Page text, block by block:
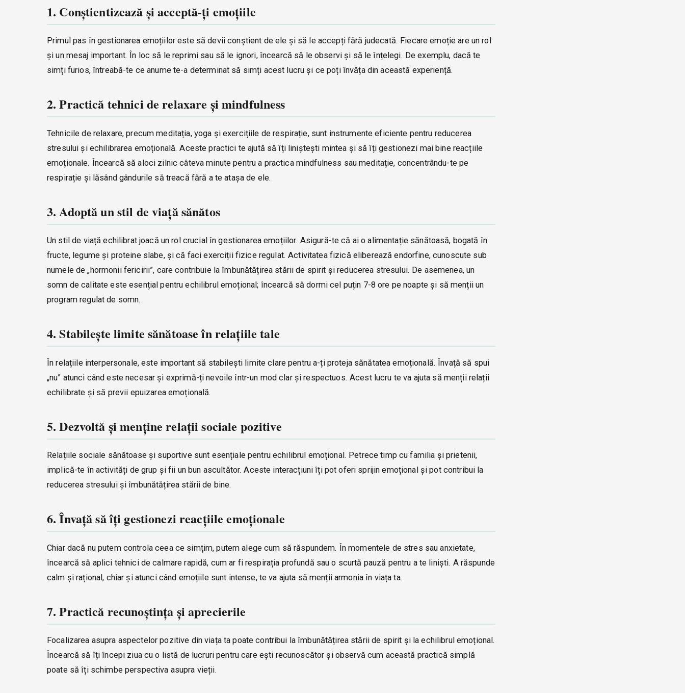
1. Conștientizează și acceptă-ți emoțiile
Primul pas în gestionarea emoțiilor este să devii conștient de ele și să le accepți fără judecată. Fiecare emoție are un rol
și un mesaj important. În loc să le reprimi sau să le ignori, încearcă să le observi și să le înțelegi. De exemplu, dacă te
simți furios, întreabă-te ce anume te-a determinat să simți acest lucru și ce poți învăța din această experiență.
2. Practică tehnici de relaxare și mindfulness
Tehnicile de relaxare, precum meditația, yoga și exercițiile de respirație, sunt instrumente eficiente pentru reducerea
stresului și echilibrarea emoțională. Aceste practici te ajută să îți liniștești mintea și să îți gestionezi mai bine reacțiile
emoționale. Încearcă să aloci zilnic câteva minute pentru a practica mindfulness sau meditație, concentrându-te pe
respirație și lăsând gândurile să treacă fără a te atașa de ele.
3. Adoptă un stil de viață sănătos
Un stil de viață echilibrat joacă un rol crucial în gestionarea emoțiilor. Asigură-te că ai o alimentație sănătoasă, bogată în
fructe, legume și proteine slabe, și că faci exerciții fizice regulat. Activitatea fizică eliberează endorfine, cunoscute sub
numele de „hormonii fericirii”, care contribuie la îmbunătățirea stării de spirit și reducerea stresului. De asemenea, un
somn de calitate este esențial pentru echilibrul emoțional; încearcă să dormi cel puțin 7-8 ore pe noapte și să menții un
program regulat de somn.
4. Stabilește limite sănătoase în relațiile tale
În relațiile interpersonale, este important să stabilești limite clare pentru a-ți proteja sănătatea emoțională. Învață să spui
„nu” atunci când este necesar și exprimă-ți nevoile într-un mod clar și respectuos. Acest lucru te va ajuta să menții relații
echilibrate și să previi epuizarea emoțională.
5. Dezvoltă și menține relații sociale pozitive
Relațiile sociale sănătoase și suportive sunt esențiale pentru echilibrul emoțional. Petrece timp cu familia și prietenii,
implică-te în activități de grup și fii un bun ascultător. Aceste interacțiuni îți pot oferi sprijin emoțional și pot contribui la
reducerea stresului și îmbunătățirea stării de bine.
6. Învață să îți gestionezi reacțiile emoționale
Chiar dacă nu putem controla ceea ce simțim, putem alege cum să răspundem. În momentele de stres sau anxietate,
încearcă să aplici tehnici de calmare rapidă, cum ar fi respirația profundă sau o scurtă pauză pentru a te liniști. A răspunde
calm și rațional, chiar și atunci când emoțiile sunt intense, te va ajuta să menții armonia în viața ta.
7. Practică recunoștința și aprecierile
Focalizarea asupra aspectelor pozitive din viața ta poate contribui la îmbunătățirea stării de spirit și la echilibrul emoțional.
Încearcă să îți începi ziua cu o listă de lucruri pentru care ești recunoscător și observă cum această practică simplă
poate să îți schimbe perspectiva asupra vieții.